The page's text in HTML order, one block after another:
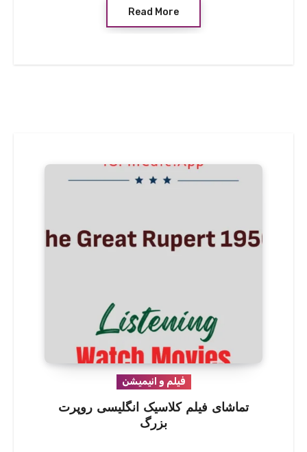
Read More
فیلم و انیمیشن
تماشای فیلم کلاسیک انگلیسی روپرت
بزرگ